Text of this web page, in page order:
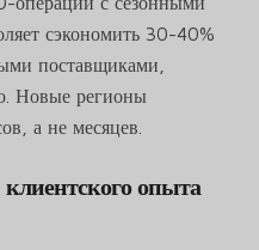
сэкономить 30-40%
поставщиками,
Новые регионы
а не месяцев.
опыта